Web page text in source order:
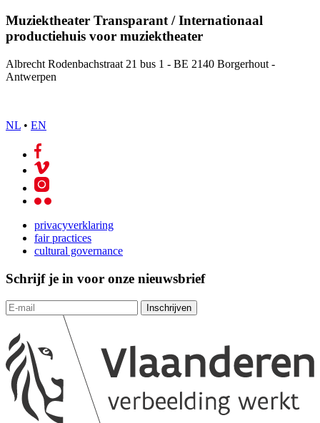
Muziektheater Transparant / Internationaal
productiehuis voor muziektheater
Albrecht Rodenbachstraat 21 bus 1 - BE 2140 Borgerhout -
Antwerpen
NL • EN
privacyverklaring
fair practices
cultural governance
Schrijf je in voor onze nieuwsbrief